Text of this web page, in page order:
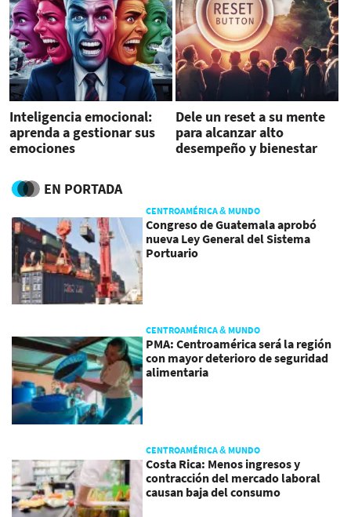
Inteligencia emocional:
aprenda a gestionar sus
emociones
Dele un reset a su mente
para alcanzar alto
desempeño y bienestar
EN PORTADA
CENTROAMÉRICA & MUNDO
Congreso de Guatemala aprobó
nueva Ley General del Sistema
Portuario
CENTROAMÉRICA & MUNDO
PMA: Centroamérica será la región
con mayor deterioro de seguridad
alimentaria
CENTROAMÉRICA & MUNDO
Costa Rica: Menos ingresos y
contracción del mercado laboral
causan baja del consumo